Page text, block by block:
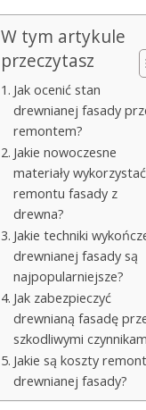
W tym artykule
przeczytasz
Jak ocenić stan
drewnianej fasady
remontem?
Jakie nowoczesne
materiały
remontu fasady z
drewna?
Jakie techniki
drewnianej fasady są
najpopularniejsze?
Jak zabezpieczyć
drewnianą fasadę
szkodliwymi
Jakie są koszty
drewnianej fasady?